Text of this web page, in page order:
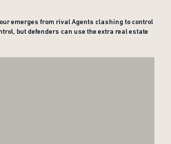
emerges from rival Agents clashing to control
but defenders can use the extra real estate